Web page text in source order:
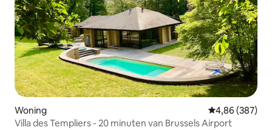
Woning Gemiddelde
4,86 (387)
Villa des Templiers - 20 minuten van Brussels Airport